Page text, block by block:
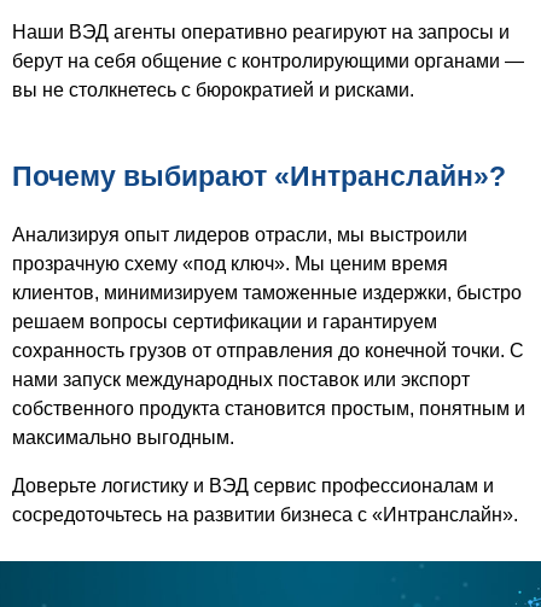
Наши ВЭД агенты оперативно реагируют на запросы и
берут на себя общение с контролирующими органами —
вы не столкнетесь с бюрократией и рисками.
Почему выбирают «Интранслайн»?
Анализируя опыт лидеров отрасли, мы выстроили
прозрачную схему «под ключ». Мы ценим время
клиентов, минимизируем таможенные издержки, быстро
решаем вопросы сертификации и гарантируем
сохранность грузов от отправления до конечной точки. С
нами запуск международных поставок или экспорт
собственного продукта становится простым, понятным и
максимально выгодным.
Доверьте логистику и ВЭД сервис профессионалам и
сосредоточьтесь на развитии бизнеса с «Интранслайн».